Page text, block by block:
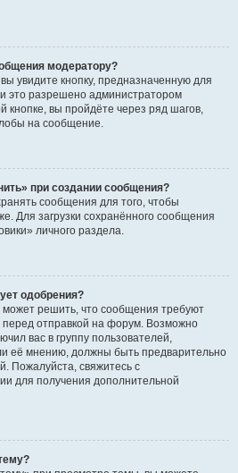
модератору?
увидите кнопку, предназначенную для
это разрешено администратором
кнопке, вы пройдёте через ряд шагов,
на сообщение.
при создании сообщения?
сообщения для того, чтобы
Для загрузки сохранённого сообщения
личного раздела.
одобрения?
решить, что сообщения требуют
перед отправкой на форум. Возможно
вас в группу пользователей,
её мнению, должны быть предварительно
Пожалуйста, свяжитесь с
для получения дополнительной